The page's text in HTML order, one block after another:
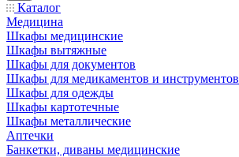
Каталог
Медицина
Шкафы медицинские
Шкафы вытяжные
Шкафы для документов
Шкафы для медикаментов и инструментов
Шкафы для одежды
Шкафы картотечные
Шкафы металлические
Аптечки
Банкетки, диваны медицинские